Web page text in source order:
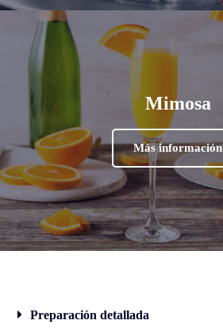
Mimosa
Más información
Preparación detallada